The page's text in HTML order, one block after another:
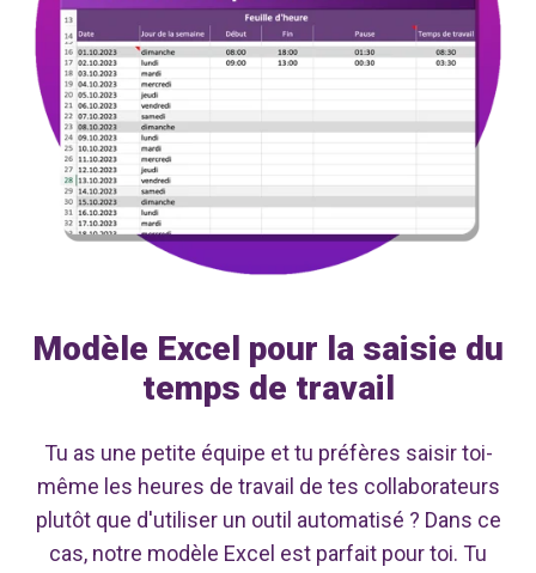
Modèle Excel pour la saisie du
temps de travail
Tu as une petite équipe et tu préfères saisir toi-
même les heures de travail de tes collaborateurs
plutôt que d'utiliser un outil automatisé ? Dans ce
cas, notre modèle Excel est parfait pour toi. Tu